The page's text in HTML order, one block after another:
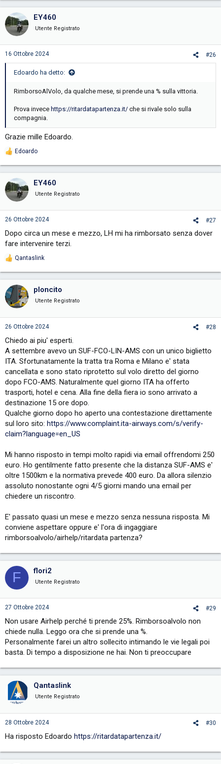
EY460
Utente Registrato
16 Ottobre 2024 #26
Edoardo ha detto:
RimborsoAlVolo, da qualche mese, si prende una % sulla vittoria.
Prova invece https://ritardatapartenza.it/ che si rivale solo sulla
compagnia.
Grazie mille Edoardo.
R
t
i
n
s
Edoardo
EY460
Utente Registrato
26 Ottobre 2024 #27
Dopo circa un mese e mezzo, LH mi ha rimborsato senza dover
fare intervenire terzi.
R
t
i
n
s
Qantaslink
ploncito
Utente Registrato
26 Ottobre 2024 #28
Chiedo ai piu' esperti.
A settembre avevo un SUF-FCO-LIN-AMS con un unico biglietto
ITA. Sfortunatamente la tratta tra Roma e Milano e' stata
cancellata e sono stato riprotetto sul volo diretto del giorno
dopo FCO-AMS. Naturalmente quel giorno ITA ha offerto
trasporti, hotel e cena. Alla fine della fiera io sono arrivato a
destinazione 15 ore dopo.
Qualche giorno dopo ho aperto una contestazione direttamente
sul loro sito: https://www.complaint.ita-airways.com/s/verify-
claim?language=en_US
Mi hanno risposto in tempi molto rapidi via email offrendomi 250
euro. Ho gentilmente fatto presente che la distanza SUF-AMS e'
oltre 1500km e la normativa prevede 400 euro. Da allora silenzio
assoluto nonostante ogni 4/5 giorni mando una email per
chiedere un riscontro.
E' passato quasi un mese e mezzo senza nessuna risposta. Mi
conviene aspettare oppure e' l'ora di ingaggiare
rimborsoalvolo/airhelp/ritardata partenza?
F flori2
Utente Registrato
27 Ottobre 2024 #29
Non usare Airhelp perché ti prende 25%. Rimborsoalvolo non
chiede nulla. Leggo ora che si prende una %.
Personalmente farei un altro sollecito intimando le vie legali poi
basta. Di tempo a disposizione ne hai. Non ti preoccupare
Qantaslink
Utente Registrato
28 Ottobre 2024 #30
Ha risposto Edoardo https://ritardatapartenza.it/